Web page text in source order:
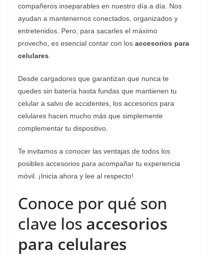
compañeros inseparables en nuestro día a día. Nos
ayudan a mantenernos conectados, organizados y
entretenidos. Pero, para sacarles el máximo
provecho, es esencial contar con los accesorios para
celulares
Desde cargadores que garantizan que nunca te
quedes sin batería hasta fundas que mantienen tu
celular a salvo de accidentes, los accesorios para
celulares hacen mucho más que simplemente
complementar tu dispositivo.
Te invitamos a conocer las ventajas de todos los
posibles accesorios para acompañar tu experiencia
móvil. ¡Inicia ahora y lee al respecto!
Conoce por qué son
clave los accesorios
para celulares